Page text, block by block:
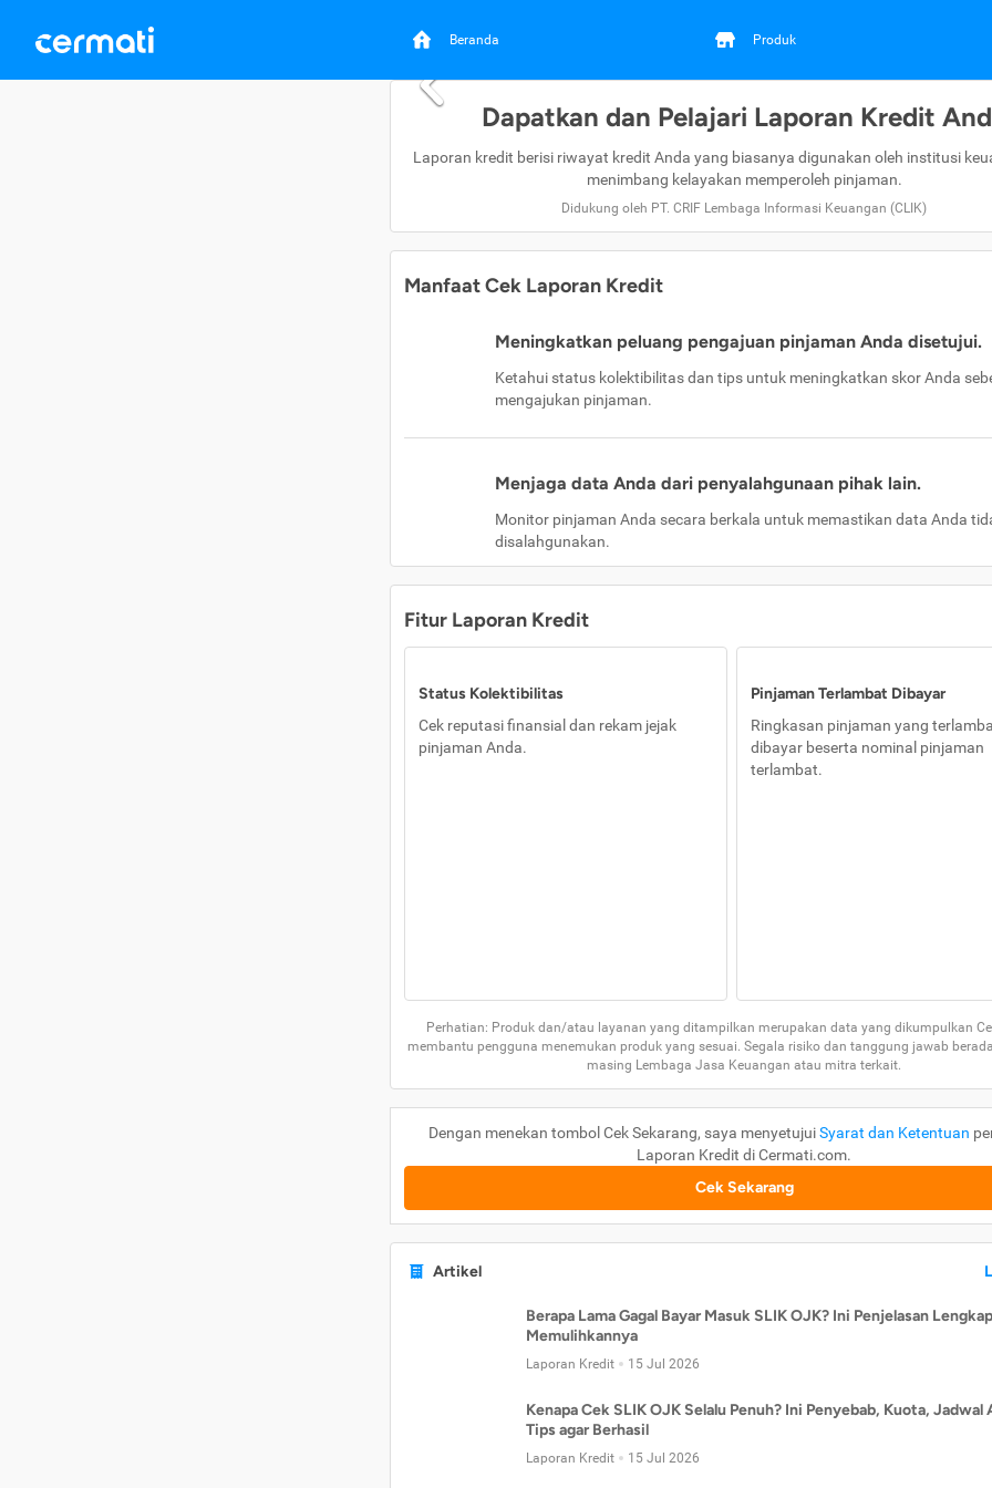
Beranda Produk
Dapatkan dan Pelajari Laporan Kredit
Laporan kredit berisi riwayat kredit Anda yang biasanya digunakan oleh institusi
menimbang kelayakan memperoleh pinjaman.
Didukung oleh PT. CRIF Lembaga Informasi Keuangan (CLIK)
Manfaat Cek Laporan Kredit
Meningkatkan peluang pengajuan pinjaman Anda disetujui.
Ketahui status kolektibilitas dan tips untuk meningkatkan skor Anda
mengajukan pinjaman.
Menjaga data Anda dari penyalahgunaan pihak lain.
Monitor pinjaman Anda secara berkala untuk memastikan data Anda
disalahgunakan.
Fitur Laporan Kredit
Status Kolektibilitas
Cek reputasi finansial dan rekam jejak
pinjaman Anda.
Pinjaman Terlambat Dibayar
Ringkasan pinjaman yang
dibayar beserta nominal pinjaman
terlambat.
Perhatian: Produk dan/atau layanan yang ditampilkan merupakan data yang dikumpulkan
membantu pengguna menemukan produk yang sesuai. Segala risiko dan tanggung jawab
masing Lembaga Jasa Keuangan atau mitra terkait.
Dengan menekan tombol Cek Sekarang, saya menyetujuiSyarat dan Ketentuan
Laporan Kredit di Cermati.com.
Cek Sekarang
Artikel
Berapa Lama Gagal Bayar Masuk SLIK OJK? Ini Penjelasan
Memulihkannya
Laporan Kredit 15 Jul 2026
Kenapa Cek SLIK OJK Selalu Penuh? Ini Penyebab, Kuota, Jadwal
Tips agar Berhasil
Laporan Kredit 15 Jul 2026